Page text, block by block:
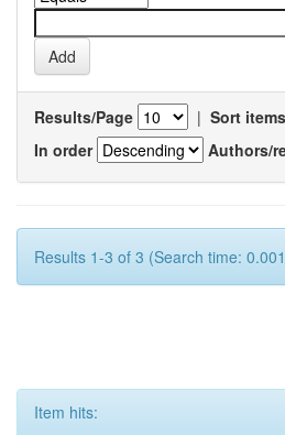
Results/Page | Sort
In order
Authors/
Results 1-3 of 3 (Search time:
Item hits: